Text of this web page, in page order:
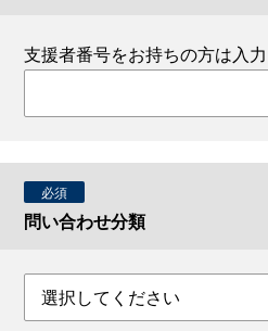
支援者番号をお持ちの方は入力
必須
問い合わせ分類